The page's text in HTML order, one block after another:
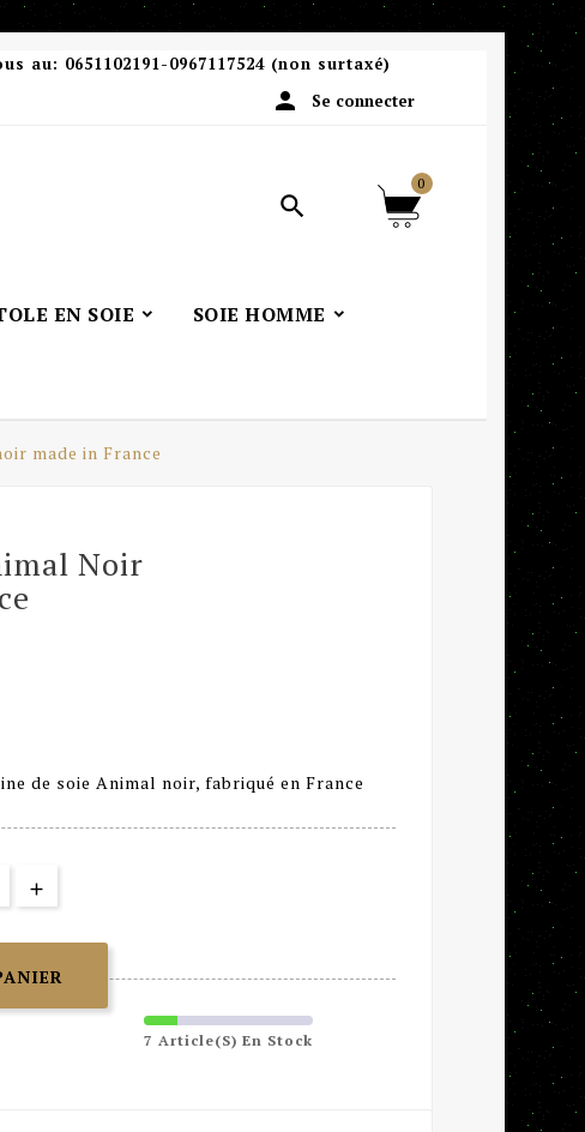
au: 0651102191-0967117524 (non surtaxé)
 Se connecter

0
EN SOIE SOIE HOMME
made in France
Noir
de soie Animal noir, fabriqué en France
7 Article(s) En Stock